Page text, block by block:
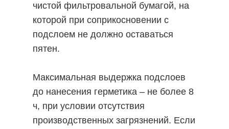
чистой фильтровальной бумагой, на
которой при соприкосновении с
подслоем не должно оставаться
пятен.
Максимальная выдержка подслоев
до нанесения герметика – не более 8
ч, при условии отсутствия
производственных загрязнений. Если